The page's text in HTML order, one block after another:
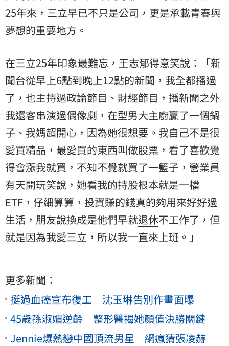
25年來，三立早已不只是公司，更是承載青春與
夢想的重要地方。
在三立25年印象最難忘，王志郁得意笑說：「新
聞台從早上6點到晚上12點的新聞，我全都播過
了，也主持過政論節目、財經節目，播新聞之外
我還客串演過偶像劇，在型男大主廚贏了一個鍋
子、我媽超開心，因為她很想要。我自己不是很
愛買精品，最愛買的東西叫做股票，看了喜歡覺
得會漲我就買，不知不覺就買了一籃子，營業員
有天開玩笑說，她看我的持股根本就是一檔
ETF，仔細算算，投資賺的錢真的夠用來好好過
生活，朋友說換成是他們早就退休不工作了，但
就是因為我愛三立，所以我一直來上班。」
更多新聞：
挺過血癌宣布復工 沈玉琳告別作畫面曝
45歲孫淑媚逆齡 整形醫揭她顏值決勝關鍵
Jennie爆熱戀中國頂流男星 網瘋猜張凌赫